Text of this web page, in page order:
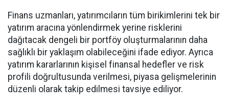
Finans uzmanları, yatırımcıların tüm birikimlerini tek bir
yatırım aracına yönlendirmek yerine risklerini
dağıtacak dengeli bir portföy oluşturmalarının daha
sağlıklı bir yaklaşım olabileceğini ifade ediyor. Ayrıca
yatırım kararlarının kişisel finansal hedefler ve risk
profili doğrultusunda verilmesi, piyasa gelişmelerinin
düzenli olarak takip edilmesi tavsiye ediliyor.